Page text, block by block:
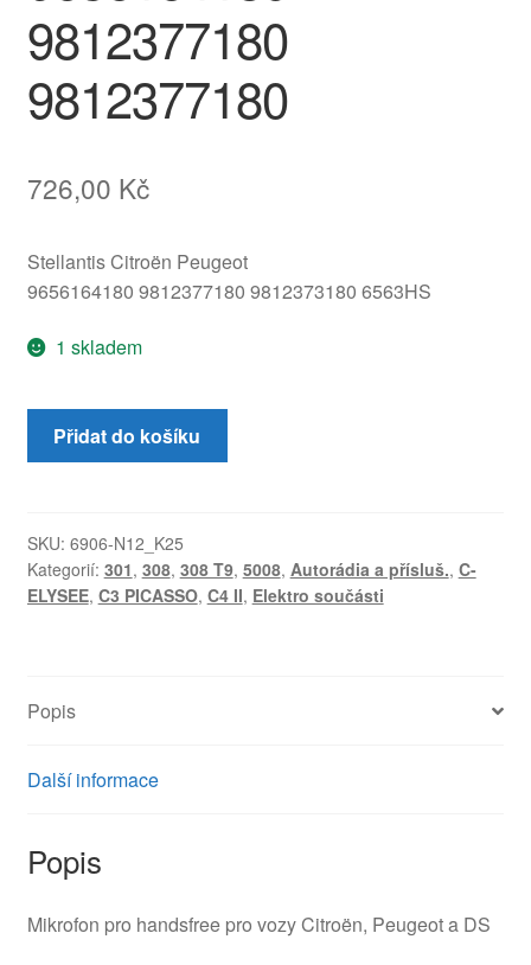
9812377180
9812377180
726,00 Kč
Stellantis Citroën Peugeot
9656164180 9812377180 9812373180 6563HS
1 skladem
Mikrofon
Handsfree
DS
9656164180
9812377180
Přidat do košíku
SKU: 6906-N12_K25
Kategorií: 301, 308, 308 T9, 5008, Autorádia a přísluš., C-
ELYSEE, C3 PICASSO, C4 II, Elektro součásti
Popis
Další informace
Popis
Mikrofon pro handsfree pro vozy Citroën, Peugeot a DS